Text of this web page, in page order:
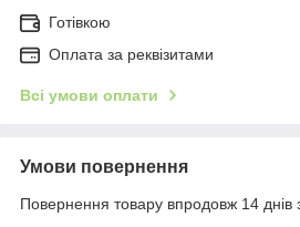
Готівкою
Оплата за реквізитами
Всі умови оплати
Умови повернення
Повернення товару впродовж 14 днів